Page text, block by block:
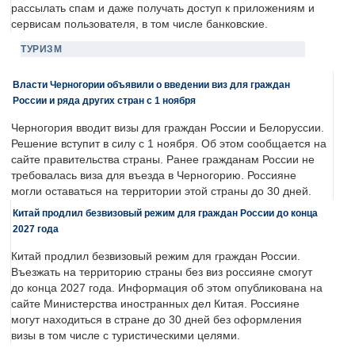
рассылать спам и даже получать доступ к приложениям и
сервисам пользователя, в том числе банковские.
ТУРИЗМ
Власти Черногории объявили о введении виз для граждан
России и ряда других стран с 1 ноября
Черногория вводит визы для граждан России и Белоруссии.
Решение вступит в силу с 1 ноября. Об этом сообщается на
сайте правительства страны. Ранее гражданам России не
требовалась виза для въезда в Черногорию. Россияне
могли оставаться на территории этой страны до 30 дней.
Китай продлил безвизовый режим для граждан России до конца
2027 года
Китай продлил безвизовый режим для граждан России.
Въезжать на территорию страны без виз россияне смогут
до конца 2027 года. Информация об этом опубликована на
сайте Министерства иностранных дел Китая. Россияне
могут находиться в стране до 30 дней без оформления
визы в том числе с туристическими целями.